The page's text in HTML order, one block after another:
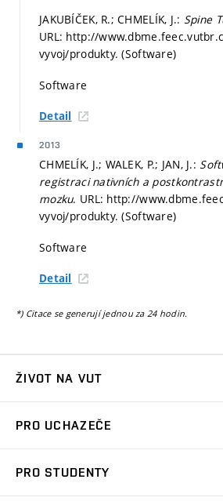
JAKUBÍČEK, R.; CHMELÍK, J.: Spine
URL: http://
vyvoj/produkty. (Software)
Software
Detail
2013
CHMELÍK, J.; WALEK, P.; JAN, J.:
registraci nativních a
mozku. URL: http://
vyvoj/produkty. (Software)
Software
Detail
*) Citace se generují jednou za 24 hodin.
ŽIVOT NA VUT
Koleje
PRO UCHAZEČE
PRO STUDENTY